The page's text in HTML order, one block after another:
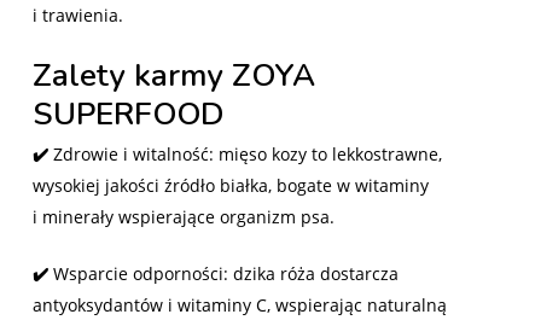
i trawienia.
Zalety karmy ZOYA
SUPERFOOD
✔️Zdrowie i witalność: mięso kozy to lekkostrawne,
wysokiej jakości źródło białka, bogate w witaminy
i minerały wspierające organizm psa.
✔️Wsparcie odporności: dzika róża dostarcza
antyoksydantów i witaminy C, wspierając naturalną